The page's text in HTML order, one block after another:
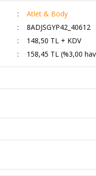
Atlet & Body
8ADJSGYP42_40612
148,50 TL + KDV
158,45 TL (%3,00